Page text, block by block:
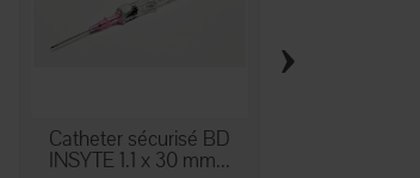
Catheter sécurisé BD
INSYTE 1.1 x 30 mm...
›